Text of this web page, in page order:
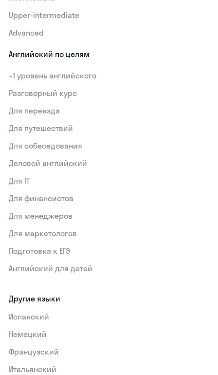
Upper-intermediate
Advanced
Английский по целям
+1 уровень английского
Разговорный курс
Для переезда
Для путешествий
Для собеседования
Деловой английский
Для IT
Для финансистов
Для менеджеров
Для маркетологов
Подготовка к ЕГЭ
Английский для детей
Другие языки
Испанский
Немецкий
Французский
Итальянский